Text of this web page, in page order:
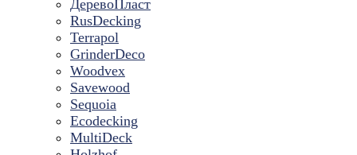
ДеревоПласт
RusDecking
Terrapol
GrinderDeco
Woodvex
Savewood
Sequoia
Ecodecking
MultiDeck